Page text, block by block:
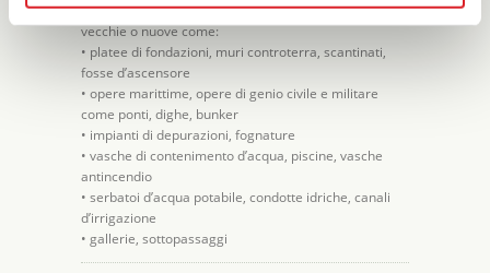
tutte le strutture in calcestruzzo verticali o orizzontali
vecchie o nuove come:
• platee di fondazioni, muri controterra, scantinati,
fosse d’ascensore
• opere marittime, opere di genio civile e militare
come ponti, dighe, bunker
• impianti di depurazioni, fognature
• vasche di contenimento d’acqua, piscine, vasche
antincendio
• serbatoi d’acqua potabile, condotte idriche, canali
d’irrigazione
• gallerie, sottopassaggi